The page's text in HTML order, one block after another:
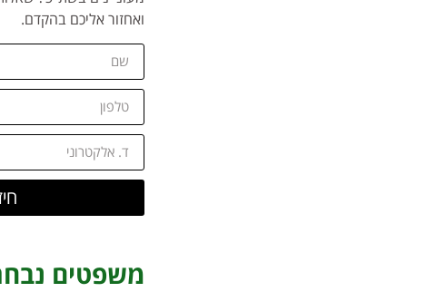
ואחזור אליכם בהקדם.
משפטים